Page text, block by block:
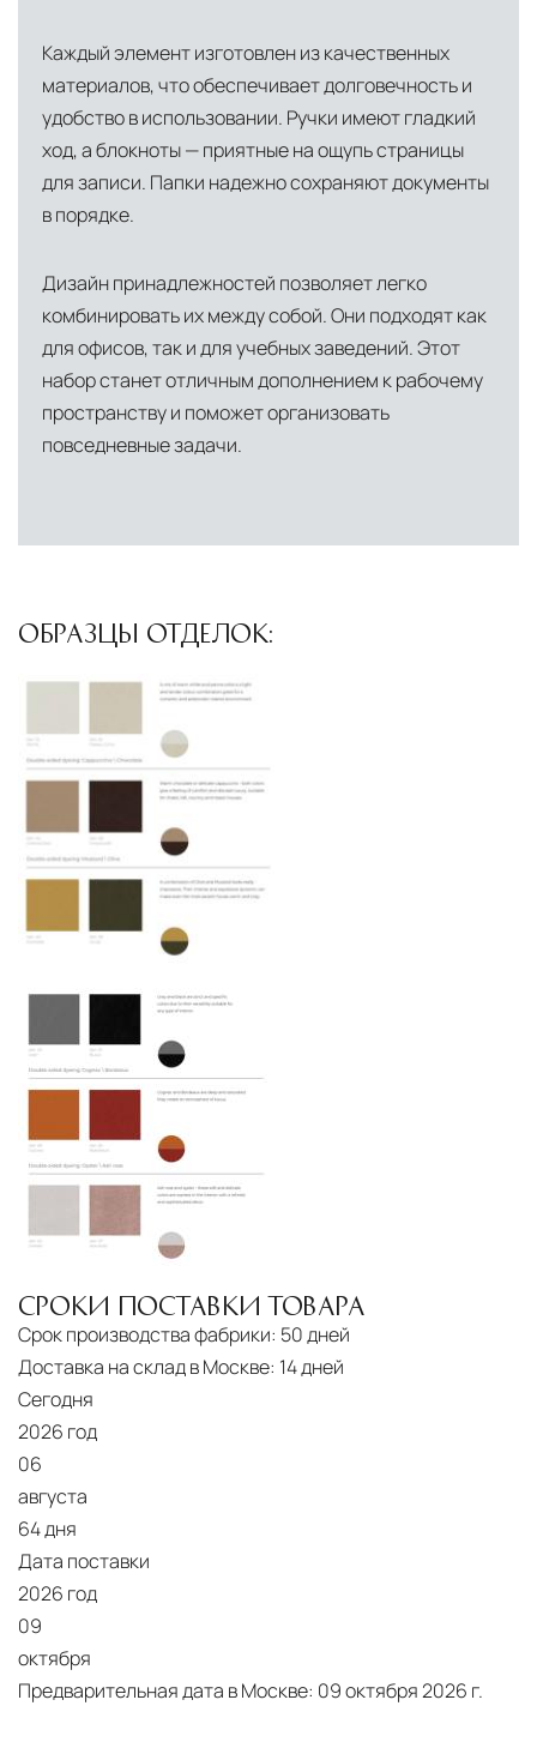
Каждый элемент изготовлен из качественных
материалов, что обеспечивает долговечность и
удобство в использовании. Ручки имеют гладкий
ход, а блокноты — приятные на ощупь страницы
для записи. Папки надежно сохраняют документы
в порядке.
Дизайн принадлежностей позволяет легко
комбинировать их между собой. Они подходят как
для офисов, так и для учебных заведений. Этот
набор станет отличным дополнением к рабочему
пространству и поможет организовать
повседневные задачи.
ОБРАЗЦЫ ОТДЕЛОК:
СРОКИ ПОСТАВКИ ТОВАРА
Срок производства фабрики: 50 дней
Доставка на склад в Москве: 14 дней
Сегодня
2026 год
06
августа
64 дня
Дата поставки
2026 год
09
октября
Предварительная дата в Москве: 09 октября 2026 г.